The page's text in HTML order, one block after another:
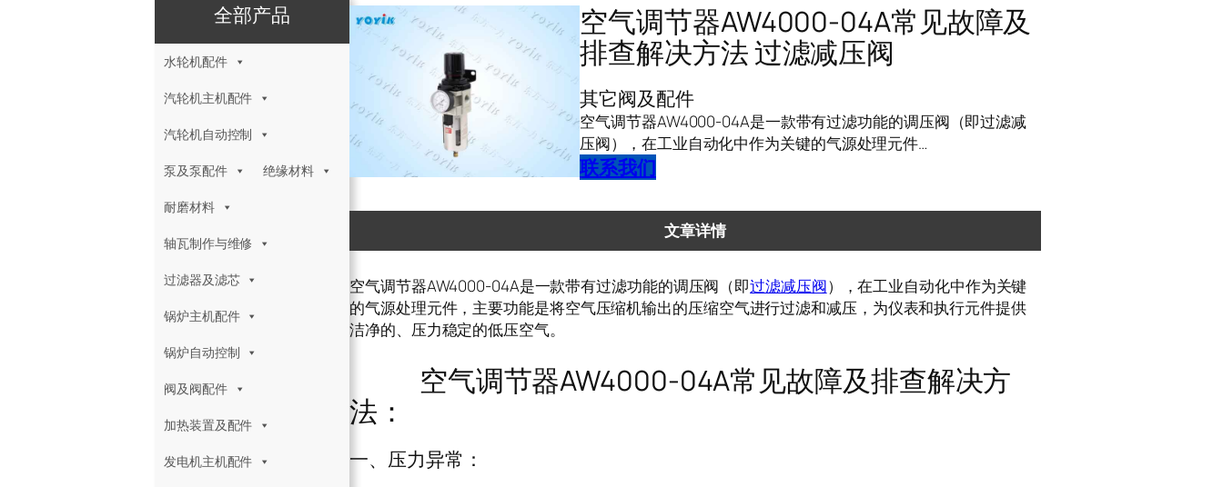
全部产品
水轮机配件
汽轮机主机配件
汽轮机自动控制
泵及泵配件 绝缘材料
耐磨材料
轴瓦制作与维修
过滤器及滤芯
锅炉主机配件
锅炉自动控制
阀及阀配件
加热装置及配件
发电机主机配件
空气调节器AW4000-04A常见故障及
排查解决方法 过滤减压阀
其它阀及配件
空气调节器AW4000-04A是一款带有过滤功能的调压阀（即过滤减
压阀），在工业自动化中作为关键的气源处理元件…
联系我们
文章详情
空气调节器AW4000-04A是一款带有过滤功能的调压阀（即过滤减压阀），在工业自动化中作为关键
的气源处理元件，主要功能是将空气压缩机输出的压缩空气进行过滤和减压，为仪表和执行元件提供
洁净的、压力稳定的低压空气。
空气调节器AW4000-04A常见故障及排查解决方
法：
一、压力异常：